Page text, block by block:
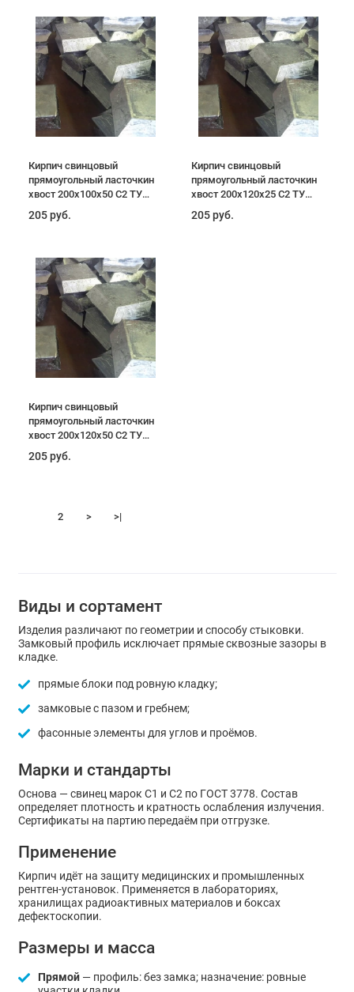
Кирпич свинцовый
прямоугольный ласточкин
хвост 200х100х50 С2 ТУ
4901-7489-00-200-2010
205 руб.
Кирпич свинцовый
прямоугольный ласточкин
хвост 200х120х25 С2 ТУ
4901-7489-00-200-2010
205 руб.
Кирпич свинцовый
прямоугольный ласточкин
хвост 200х120х50 С2 ТУ
4901-7489-00-200-2010
205 руб.
2 > >|
Виды и сортамент
Изделия различают по геометрии и способу стыковки.
Замковый профиль исключает прямые сквозные зазоры в
кладке.
прямые блоки под ровную кладку;
замковые с пазом и гребнем;
фасонные элементы для углов и проёмов.
Марки и стандарты
Основа — свинец марок С1 и С2 по ГОСТ 3778. Состав
определяет плотность и кратность ослабления излучения.
Сертификаты на партию передаём при отгрузке.
Применение
Кирпич идёт на защиту медицинских и промышленных
рентген-установок. Применяется в лабораториях,
хранилищах радиоактивных материалов и боксах
дефектоскопии.
Размеры и масса
Прямой— профиль: без замка; назначение: ровные